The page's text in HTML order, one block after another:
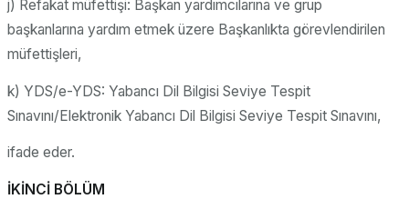
j) Refakat müfettişi: Başkan yardımcılarına ve grup
başkanlarına yardım etmek üzere Başkanlıkta görevlendirilen
müfettişleri,
k) YDS/e-YDS: Yabancı Dil Bilgisi Seviye Tespit
Sınavını/Elektronik Yabancı Dil Bilgisi Seviye Tespit Sınavını,
ifade eder.
İKİNCİ BÖLÜM